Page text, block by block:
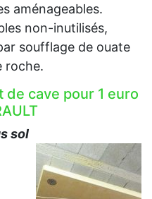
aménageables.
non-inutilisés,
soufflage de ouate
roche.
cave pour 1 euro
sol